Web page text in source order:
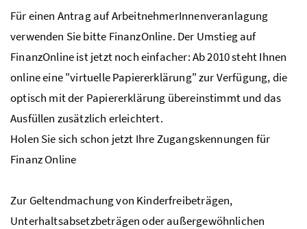
Für einen Antrag auf ArbeitnehmerInnenveranlagung
verwenden Sie bitte FinanzOnline. Der Umstieg auf
FinanzOnline ist jetzt noch einfacher: Ab 2010 steht Ihnen
online eine "virtuelle Papiererklärung" zur Verfügung, die
optisch mit der Papiererklärung übereinstimmt und das
Ausfüllen zusätzlich erleichtert.
Holen Sie sich schon jetzt Ihre Zugangskennungen für
Finanz Online
Zur Geltendmachung von Kinderfreibeträgen,
Unterhaltsabsetzbeträgen oder außergewöhnlichen